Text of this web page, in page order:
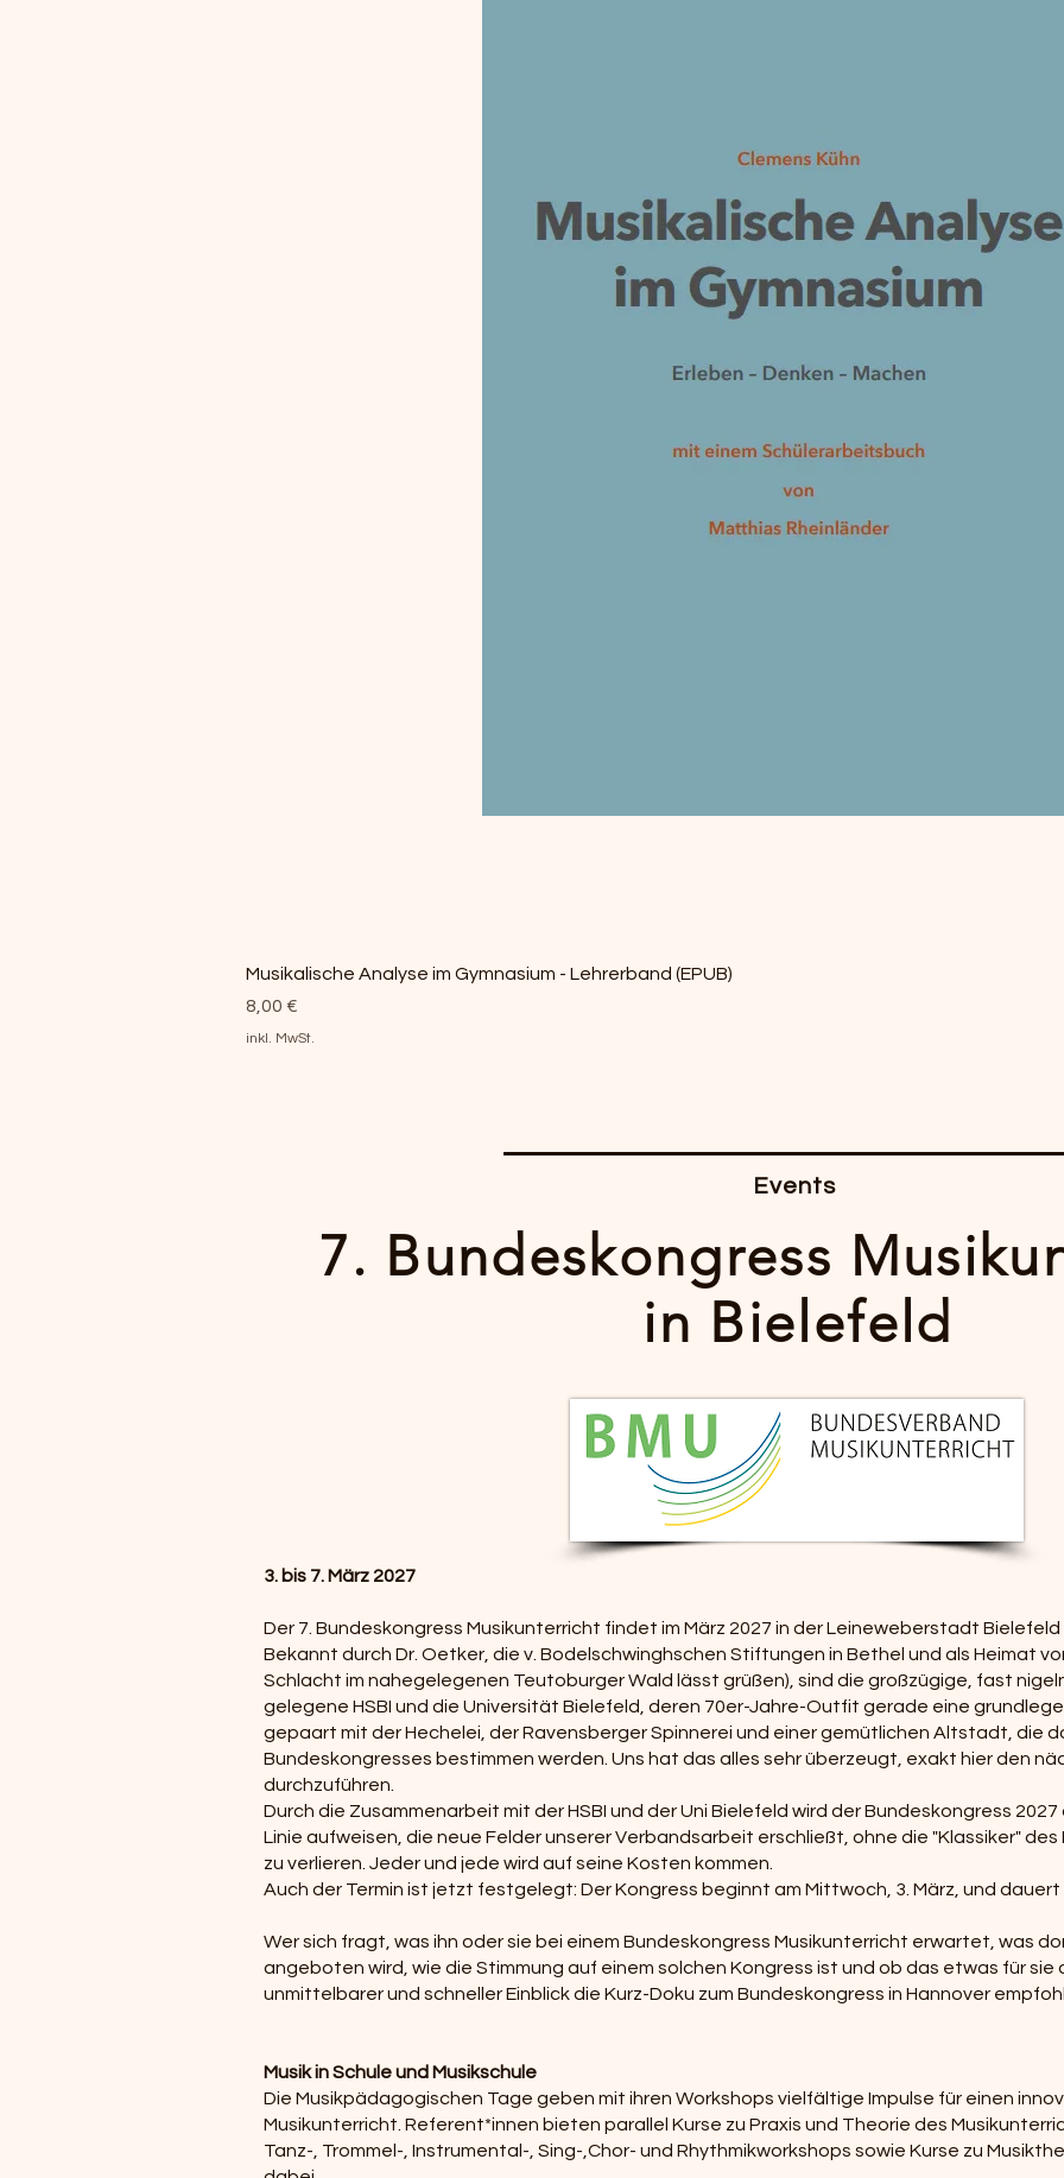
Musikalische Analyse im Gymnasium - Lehrerband (EPUB)
Preis
8,00 €
inkl. MwSt.
Events
7. Bundeskongress
in Bielefeld
3. bis 7. März 2027
Der 7. Bundeskongress Musikunterricht findet im März 2027 in der Leineweberstadt
Bekannt durch Dr. Oetker, die v. Bodelschwinghschen Stiftungen in Bethel und als Heimat
Schlacht im nahegelegenen Teutoburger Wald lässt grüßen), sind die großzügige, fast
gelegene HSBI und die Universität Bielefeld, deren 70er-Jahre-Outfit gerade eine
gepaart mit der Hechelei, der Ravensberger Spinnerei und einer gemütlichen Altstadt, die
Bundeskongresses bestimmen werden. Uns hat das alles sehr überzeugt, exakt hier den
durchzuführen.
Durch die Zusammenarbeit mit der HSBI und der Uni Bielefeld wird der Bundeskongress
Linie aufweisen, die neue Felder unserer Verbandsarbeit erschließt, ohne die "Klassiker"
zu verlieren. Jeder und jede wird auf seine Kosten kommen.
Auch der Termin ist jetzt festgelegt: Der Kongress beginnt am Mittwoch, 3. März, und dauert
Wer sich fragt, was ihn oder sie bei einem Bundeskongress Musikunterricht erwartet, was
angeboten wird, wie die Stimmung auf einem solchen Kongress ist und ob das etwas für sie
unmittelbarer und schneller Einblick die Kurz-Doku zum Bundeskongress in Hannover
Musik in Schule und Musikschule
Die Musikpädagogischen Tage geben mit ihren Workshops vielfältige Impulse für einen
Musikunterricht. Referent*innen bieten parallel Kurse zu Praxis und Theorie des
Tanz-, Trommel-, Instrumental-, Sing-,Chor- und Rhythmikworkshops sowie Kurse zu